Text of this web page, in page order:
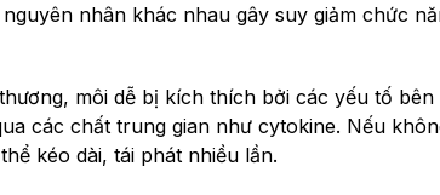
nhân khác nhau gây suy giảm chức
môi dễ bị kích thích bởi các yếu tố
các chất trung gian như cytokine. Nếu
kéo dài, tái phát nhiều lần.